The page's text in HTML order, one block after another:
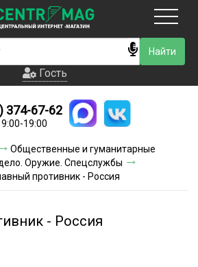
Гость
Новинки
Условия доставки
Условия оплаты
Гость
374-67-62
19:00
Общественные и гуманитарные
Оружие. Спецслужбы
противник - Россия
- Россия